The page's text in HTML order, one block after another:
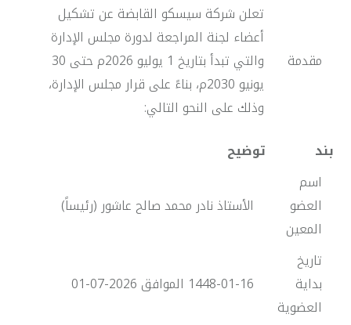
مقدمة
تعلن شركة سيسكو القابضة عن تشكيل
أعضاء لجنة المراجعة لدورة مجلس الإدارة
والتي تبدأ بتاريخ 1 يوليو 2026م حتى 30
يونيو 2030م، بناءً على قرار مجلس الإدارة،
وذلك على النحو التالي:
بند
توضيح
اسم
العضو
المعين
الأستاذ نادر محمد صالح عاشور (رئيساً)
تاريخ
بداية
العضوية
1448-01-16 الموافق 2026-07-01